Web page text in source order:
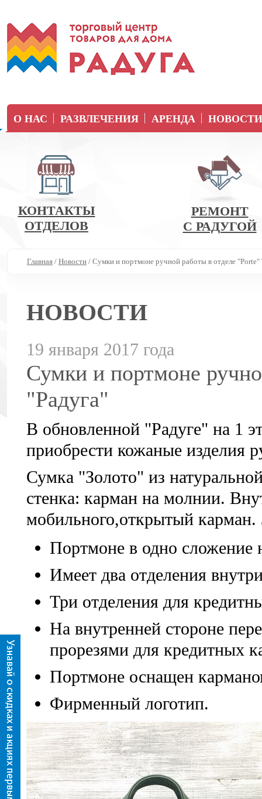
О НАС РАЗВЛЕЧЕНИЯ АРЕНДА НОВОСТИ
КОНТАКТЫ
ОТДЕЛОВ
РЕМОНТ
С РАДУГОЙ
Главная / Новости / Сумки и портмоне ручной работы в отделе
НОВОСТИ
19 января 2017 года
Сумки и портмоне
"Радуга"
В обновленной "Радуге" на 1
приобрести кожаные изделия
Сумка "Золото" из
стенка: карман на молнии.
мобильного,открытый
Портмоне в одно сложение
Имеет два отделения
Три отделения для
На внутренней стороне
прорезями для кредитных
Портмоне оснащен
Фирменный логотип.